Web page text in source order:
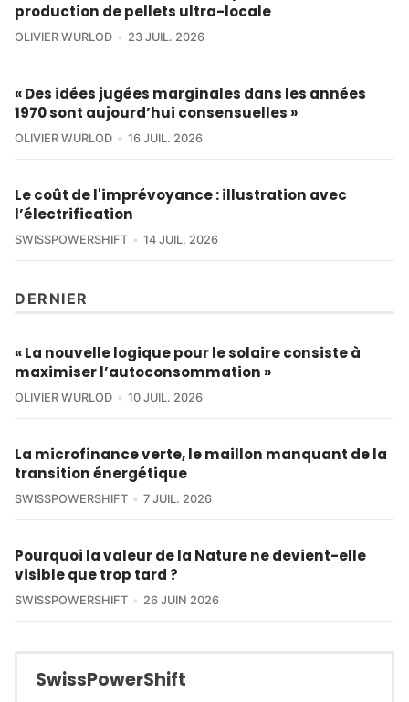
production de pellets ultra-locale
OLIVIER WURLOD 23 JUIL. 2026
« Des idées jugées marginales dans les années
1970 sont aujourd’hui consensuelles »
OLIVIER WURLOD 16 JUIL. 2026
Le coût de l'imprévoyance : illustration avec
l’électrification
SWISSPOWERSHIFT 14 JUIL. 2026
DERNIER
« La nouvelle logique pour le solaire consiste à
maximiser l’autoconsommation »
OLIVIER WURLOD 10 JUIL. 2026
La microfinance verte, le maillon manquant de la
transition énergétique
SWISSPOWERSHIFT 7 JUIL. 2026
Pourquoi la valeur de la Nature ne devient-elle
visible que trop tard ?
SWISSPOWERSHIFT 26 JUIN 2026
SwissPowerShift